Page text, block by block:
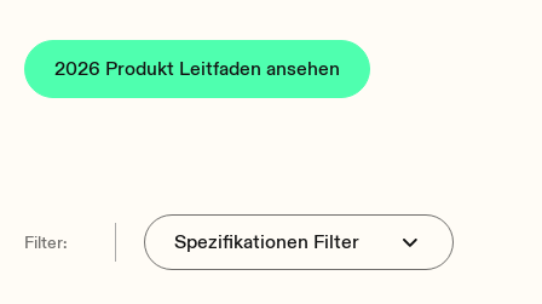
2026 Produkt Leitfaden ansehen
Filter: